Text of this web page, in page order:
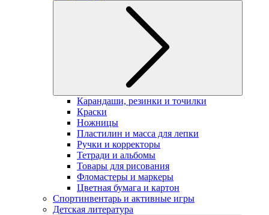
Карандаши, резинки и точилки
Краски
Ножницы
Пластилин и масса для лепки
Ручки и корректоры
Тетради и альбомы
Товары для рисования
Фломастеры и маркеры
Цветная бумага и картон
Спортинвентарь и активные игры
Детская литература